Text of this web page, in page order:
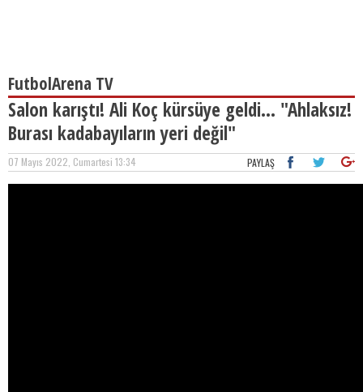
FutbolArena TV
Salon karıştı! Ali Koç kürsüye geldi... "Ahlaksız!
Burası kadabayıların yeri değil"
07 Mayıs 2022, Cumartesi 13:34 PAYLAŞ